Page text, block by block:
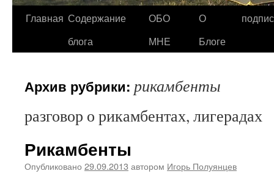
Перейти
Главная Содержание
блога
ОБО
МНЕ
О
Блоге
Архив рубрики: рикамбенты
разговор о рикамбентах, лигерадах
Рикамбенты
Опубликовано 29.09.2013 автором Игорь Полуянцев